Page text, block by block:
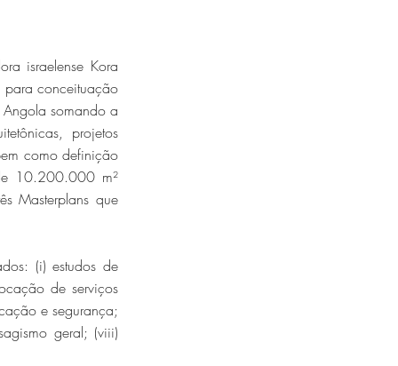
israelense Kora
conceituação
somando a
projetos
como definição
10.200.000 m²
Masterplans que
(i) estudos de
de serviços
e segurança;
geral; (viii)